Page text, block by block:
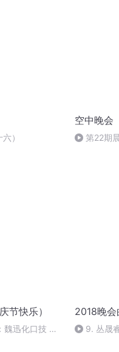
）
空中晚会
第22期
节快乐）
魏迅化口技 二
2018晚会
9. 丛晟